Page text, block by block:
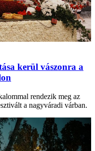
kerül vászonra a
rendezik meg az
a nagyváradi várban.